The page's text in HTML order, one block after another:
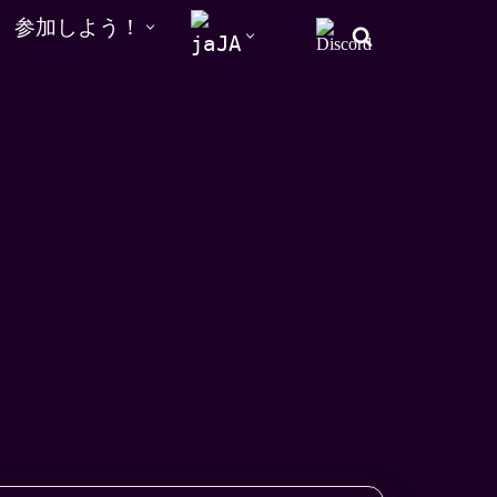
参加しよう！
JA